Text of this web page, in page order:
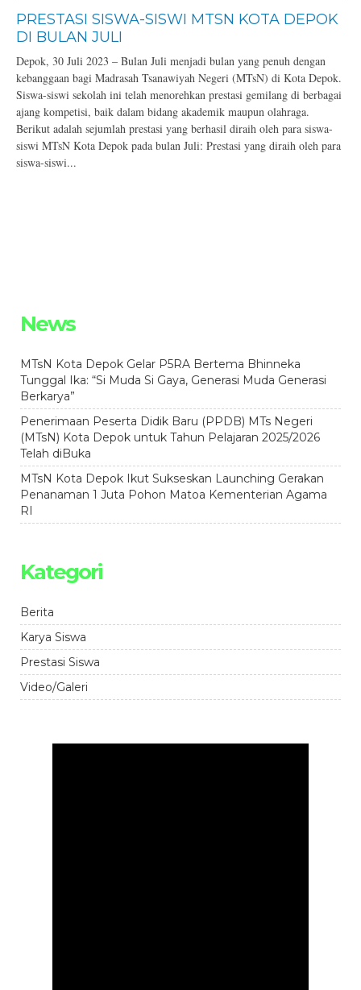
PRESTASI SISWA-SISWI MTSN KOTA DEPOK
DI BULAN JULI
Depok, 30 Juli 2023 – Bulan Juli menjadi bulan yang penuh dengan
kebanggaan bagi Madrasah Tsanawiyah Negeri (MTsN) di Kota Depok.
Siswa-siswi sekolah ini telah menorehkan prestasi gemilang di berbagai
ajang kompetisi, baik dalam bidang akademik maupun olahraga.
Berikut adalah sejumlah prestasi yang berhasil diraih oleh para siswa-
siswi MTsN Kota Depok pada bulan Juli: Prestasi yang diraih oleh para
siswa-siswi...
News
MTsN Kota Depok Gelar P5RA Bertema Bhinneka
Tunggal Ika: “Si Muda Si Gaya, Generasi Muda Generasi
Berkarya”
Penerimaan Peserta Didik Baru (PPDB) MTs Negeri
(MTsN) Kota Depok untuk Tahun Pelajaran 2025/2026
Telah diBuka
MTsN Kota Depok Ikut Sukseskan Launching Gerakan
Penanaman 1 Juta Pohon Matoa Kementerian Agama
RI
Kategori
Berita
Karya Siswa
Prestasi Siswa
Video/Galeri